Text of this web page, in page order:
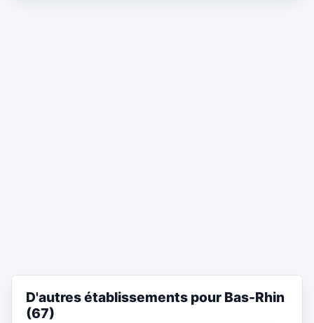
D'autres établissements pour Bas-Rhin
(67)